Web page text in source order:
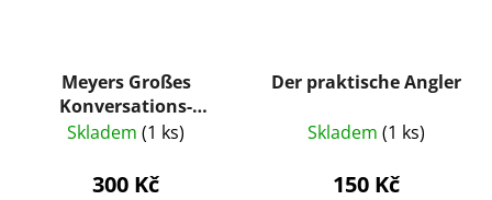
Meyers Großes
Konversations-
Lexikon 2.
Skladem (1 ks)
300 Kč
Der praktische Angler
Skladem (1 ks)
150 Kč